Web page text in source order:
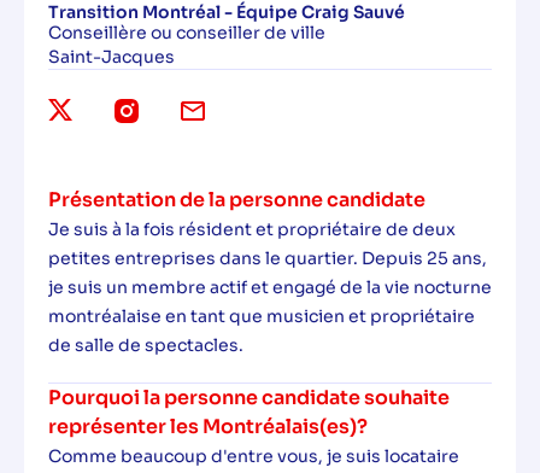
Transition Montréal - Équipe Craig Sauvé
Conseillère ou conseiller de ville
Saint-Jacques
Présentation de la personne candidate
Je suis à la fois résident et propriétaire de deux
petites entreprises dans le quartier. Depuis 25 ans,
je suis un membre actif et engagé de la vie nocturne
montréalaise en tant que musicien et propriétaire
de salle de spectacles.
Pourquoi la personne candidate souhaite
représenter les Montréalais(es)?
Comme beaucoup d'entre vous, je suis locataire